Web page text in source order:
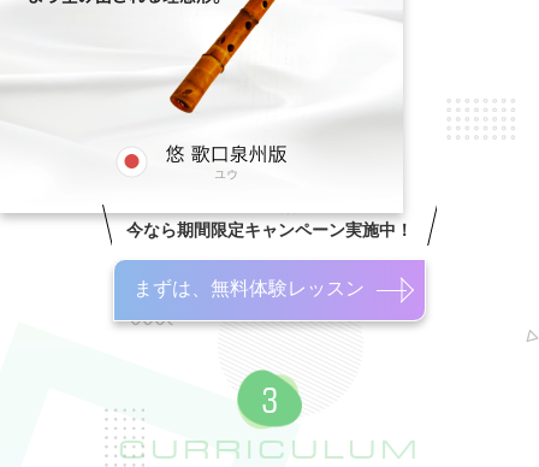
今なら期間限定キャンペーン実施中！
まずは、無料体験レッスン
CURRICULUM